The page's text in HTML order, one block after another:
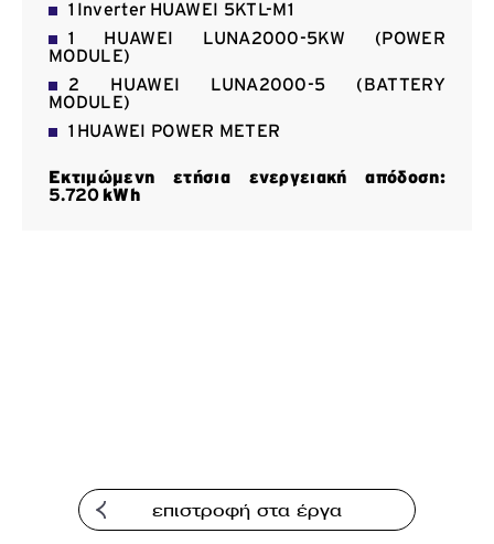
Επικοινωνία
1 Inverter HUAWEI 5KTL-Μ1
1 HUAWEI LUNA2000-5KW (POWER
MODULE)
2 HUAWEI LUNA2000-5 (BATTERY
MODULE)
1 HUAWEI POWER METER
Εκτιμώμενη ετήσια ενεργειακή απόδοση:
5.720 kWh
επιστροφή στα έργα